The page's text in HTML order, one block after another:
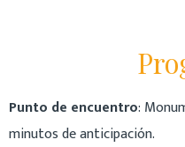
Punto de encuentro:
minutos de anticipación.